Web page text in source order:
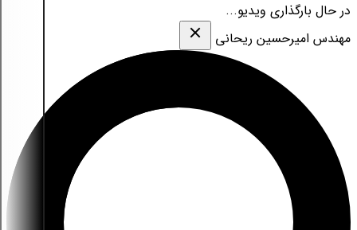
در حال بارگذاری ویدیو...
مهندس امیرحسین ریحانی